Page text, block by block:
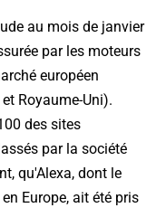
au mois de janvier
par les moteurs
européen
Royaume-Uni).
des sites
par la société
qu'Alexa, dont le
Europe, ait été pris